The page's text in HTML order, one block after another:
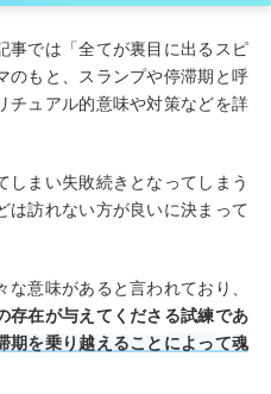
事では「全てが裏目に出るスピ
のもと、スランプや停滞期と呼
チュアル的意味や対策などを詳
しまい失敗続きとなってしまう
は訪れない方が良いに決まって
意味があると言われており、
存在が与えてくださる試練であ
期を乗り越えることによって魂